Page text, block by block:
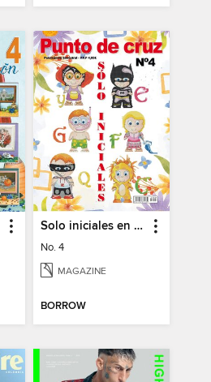
Solo iniciales en Punto de Cruz
No. 4
MAGAZINE
BORROW